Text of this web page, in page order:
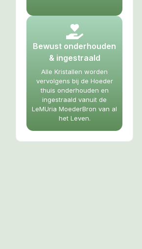
Bewust onderhouden
& ingestraald
Alle Kristallen worden
vervolgens bij de Hoeder
thuis onderhouden en
ingestraald vanuit de
LeMUria MoederBron van al
het Leven.